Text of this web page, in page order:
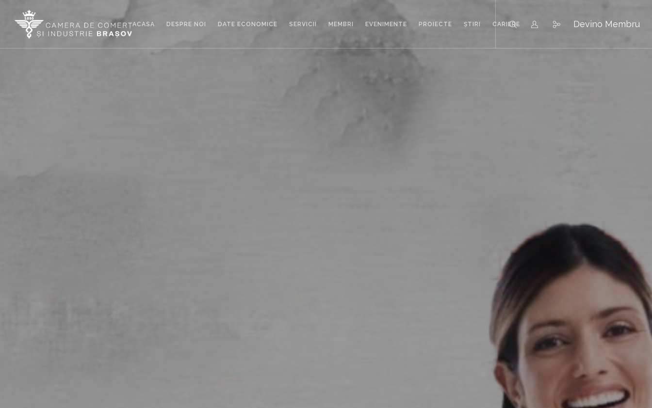
Devino Membru
ACASA DESPRE NOI DATE ECONOMICE SERVICII MEMBRI EVENIMENTE PROIECTE ȘTIRI CARIERE